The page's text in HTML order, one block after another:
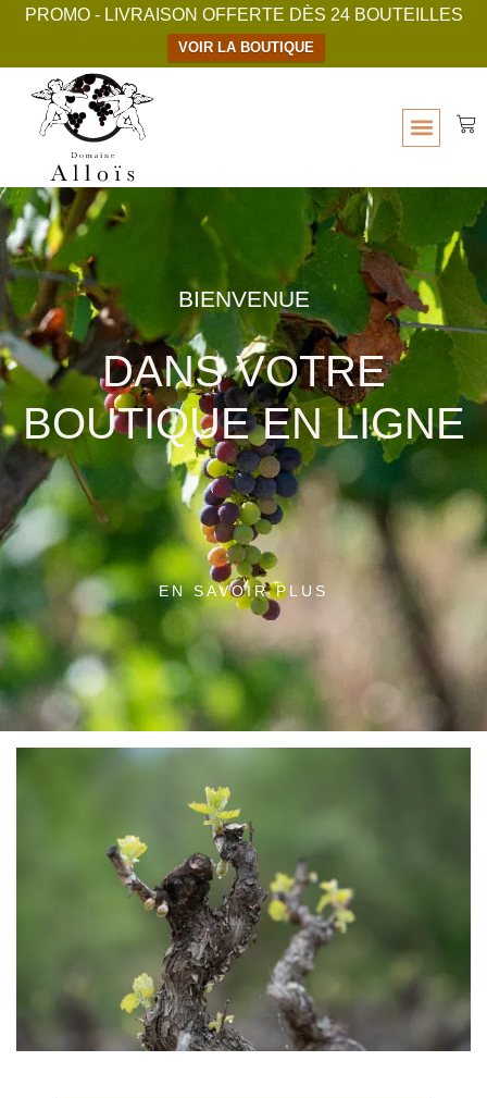
PROMO - LIVRAISON OFFERTE DÈS 24 BOUTEILLES
VOIR LA BOUTIQUE
BIENVENUE
DANS VOTRE
BOUTIQUE EN LIGNE
EN SAVOIR PLUS